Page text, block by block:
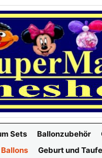
Sets Ballonzubehör
Geburt und